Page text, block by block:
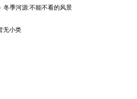
冬季河源:不能不看的风景
无小类